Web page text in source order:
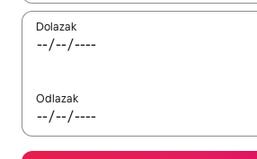
Dolazak
Odlazak